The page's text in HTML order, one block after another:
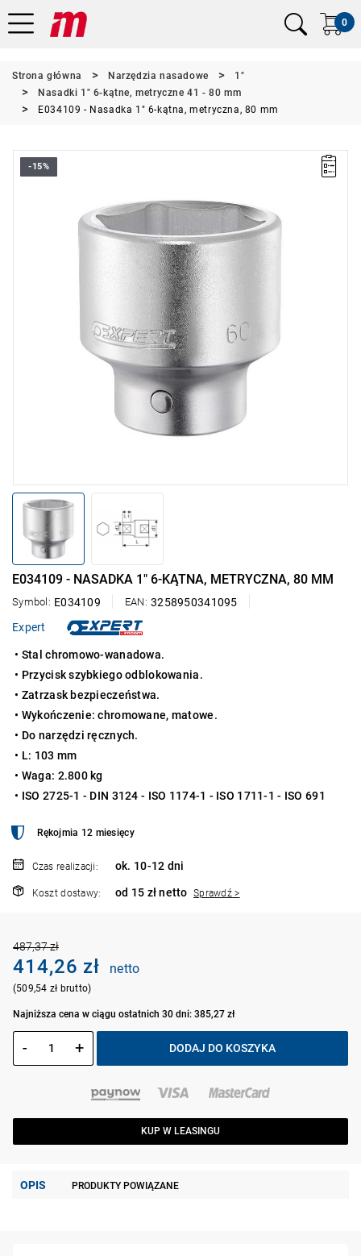
0
Strona główna Narzędzia nasadowe
1"
Nasadki 1" 6-kątne, metryczne 41 - 80 mm
E034109 - Nasadka 1" 6-kątna, metryczna, 80 mm
-15%
E034109 - NASADKA 1" 6-KĄTNA, METRYCZNA, 80 MM
Symbol: E034109 EAN: 3258950341095
Expert
• Stal chromowo-wanadowa.
• Przycisk szybkiego odblokowania.
• Zatrzask bezpieczeństwa.
• Wykończenie: chromowane, matowe.
• Do narzędzi ręcznych.
• L: 103 mm
• Waga: 2.800 kg
• ISO 2725-1 - DIN 3124 - ISO 1174-1 - ISO 1711-1 - ISO 691
Rękojmia 12 miesięcy
Czas realizacji: ok. 10-12 dni
Koszt dostawy: od 15 zł netto Sprawdź >
487,37 zł
414,26 zł netto
(509,54 zł brutto)
Najniższa cena w ciągu ostatnich 30 dni: 385,27 zł
- + DODAJ DO KOSZYKA
KUP W LEASINGU
OPIS PRODUKTY POWIĄZANE